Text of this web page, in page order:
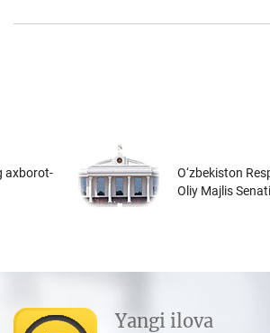
axborot-
O‘zbekiston
Oliy Majlis Senati
Yangi ilova